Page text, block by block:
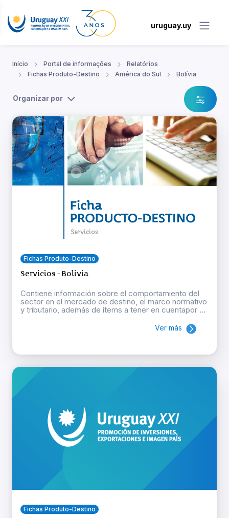
uruguay.uy
Início Portal de informações
Relatórios
Fichas Produto-Destino
América do Sul Bolívia
Organizar por
Fichas Produto-Destino
Servicios - Bolivia
Contiene información sobre el comportamiento del
sector en el mercado de destino, el marco normativo
y tributario, además de ítems a tener en cuentapor ...
Ver más
Fichas Produto-Destino